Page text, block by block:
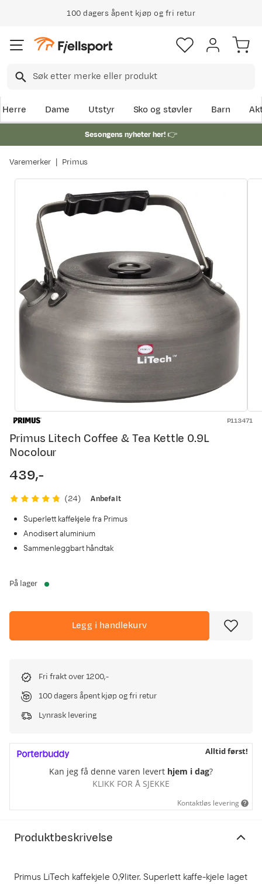
100 dagers åpent kjøp og fri retur
Herre Dame Utstyr Sko og støvler Barn
Sesongens nyheter her!👉
Varemerker Primus
P113471
Primus Litech Coffee & Tea Kettle 0.9L
Nocolour
price
439,-
(24)
Anbefalt
Superlett kaffekjele fra Primus
Anodisert aluminium
Sammenleggbart håndtak
På lager
Legg i handlekurv
Fri frakt over 1200,-
100 dagers åpent kjøp og fri retur
Lynrask levering
Alltid først!
Kan jeg få denne varen levert hjem i dag?
KLIKK FOR Å SJEKKE
Kontaktløs levering
Produktbeskrivelse
Primus LiTech kaffekjele 0,9liter. Superlett kaffe-kjele laget